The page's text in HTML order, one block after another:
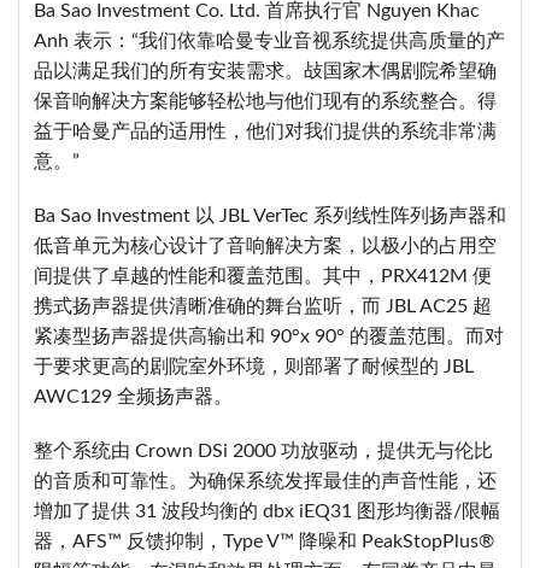
Ba Sao Investment Co. Ltd. 首席执行官 Nguyen Khac
Anh 表示：“我们依靠哈曼专业音视系统提供高质量的产
品以满足我们的所有安装需求。敁国家木偶剧院希望确
保音响解决方案能够轻松地与他们现有的系统整合。得
益于哈曼产品的适用性，他们对我们提供的系统非常满
意。”
Ba Sao Investment 以 JBL VerTec 系列线性阵列扬声器和
低音单元为核心设计了音响解决方案，以极小的占用空
间提供了卓越的性能和覆盖范围。其中，PRX412M 便
携式扬声器提供清晰准确的舞台监听，而 JBL AC25 超
紧凑型扬声器提供高输出和 90°x 90° 的覆盖范围。而对
于要求更高的剧院室外环境，则部署了耐候型的 JBL
AWC129 全频扬声器。
整个系统由 Crown DSi 2000 功放驱动，提供无与伦比
的音质和可靠性。为确保系统发挥最佳的声音性能，还
增加了提供 31 波段均衡的 dbx iEQ31 图形均衡器/限幅
器，AFS™ 反馈抑制，Type V™ 降噪和 PeakStopPlus®